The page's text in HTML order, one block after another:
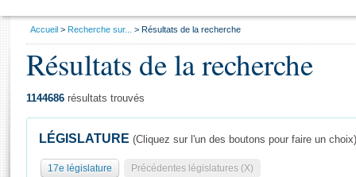
Général
Vous
Accueil Recherche sur... Résultats de la recherche
Résultats de la recherche
1144686 résultats trouvés
LÉGISLATURE (Cliquez sur l'un des boutons pour faire un choix)
17e législature Précédentes législatures (X)